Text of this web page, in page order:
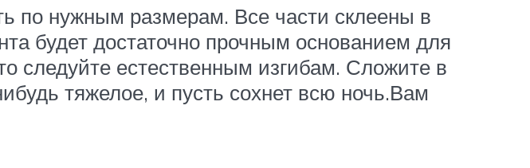
по нужным размерам. Все части склеены в
будет достаточно прочным основанием для
следуйте естественным изгибам. Сложите в
тяжелое, и пусть сохнет всю ночь.Вам